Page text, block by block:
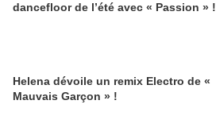
dancefloor de l’été avec « Passion » !
Helena dévoile un remix Electro de «
Mauvais Garçon » !